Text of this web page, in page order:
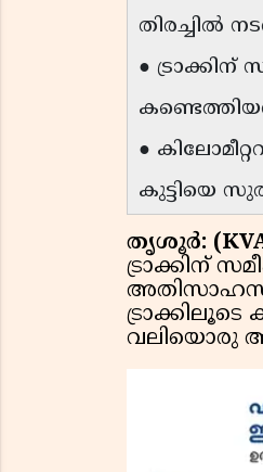
തിരച്ചിൽ
●
●
കുട്ടിയെ
തൃശൂർ:
ട്രാക്കിന്
വലിയൊരു